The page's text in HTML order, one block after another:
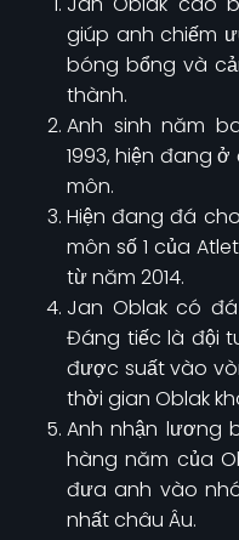
giúp anh chiếm
bóng bổng và
thành.
Anh sinh năm
1993, hiện đang
môn.
Hiện đang đá
môn số 1 của
từ năm 2014.
Jan Oblak có
Đáng tiếc là đội
được suất vào
thời gian Oblak
Anh nhận lương
hàng năm của
đưa anh vào
nhất châu Âu.